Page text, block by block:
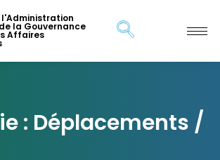
l'Administration
la Gouvernance
Affaires
: Déplacements /